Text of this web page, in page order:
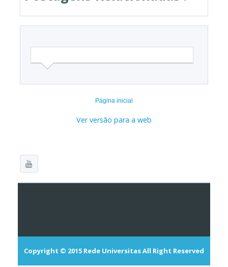
Página inicial
Ver versão para a web
Copyright © 2015 Rede UniversitasAll Right Reserved